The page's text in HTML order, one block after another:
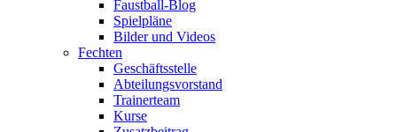
Faustball-Blog
Spielpläne
Bilder und Videos
Fechten
Geschäftsstelle
Abteilungsvorstand
Trainerteam
Kurse